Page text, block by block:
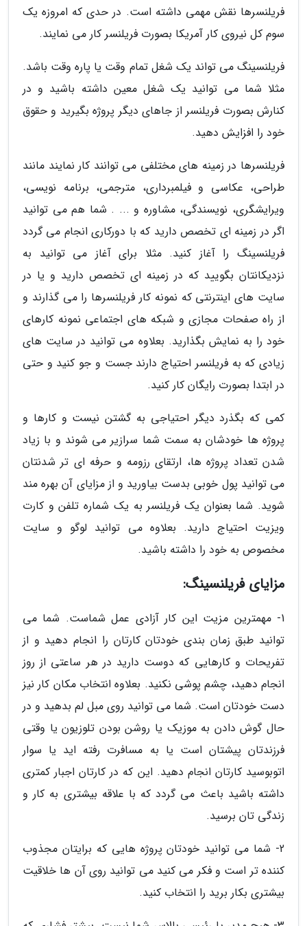
فریلنسرها نقش مهمی داشته است. در حدی که امروزه یک
سوم کل نیروی کار آمریکا بصورت فریلنسر کار می نمایند.
فریلنسینگ می تواند یک شغل تمام وقت یا پاره وقت باشد.
مثلا شما می توانید یک شغل معین داشته باشید و در
کنارش بصورت فریلنسر از جاهای دیگر پروژه بگیرید و حقوق
خود را افزایش دهید.
فریلنسرها در زمینه های مختلفی می توانند کار نمایند مانند
طراحی، عکاسی و فیلمبرداری، مترجمی، برنامه نویسی،
ویرایشگری، نویسندگی، مشاوره و ... . شما هم می توانید
اگر در زمینه ای تخصص دارید که با دورکاری انجام می گردد
فریلنسینگ را آغاز کنید. مثلا برای آغاز می توانید به
نزدیکانتان بگویید که در زمینه ای تخصص دارید و یا در
سایت های اینترنتی که نمونه کار فریلنسرها را می گذارند و
از راه صفحات مجازی و شبکه های اجتماعی نمونه کارهای
خود را به نمایش بگذارید. بعلاوه می توانید در سایت های
زیادی که به فریلنسر احتیاج دارند جست و جو کنید و حتی
در ابتدا بصورت رایگان کار کنید.
کمی که بگذرد دیگر احتیاجی به گشتن نیست و کارها و
پروژه ها خودشان به سمت شما سرازیر می شوند و با زیاد
شدن تعداد پروژه ها، ارتقای رزومه و حرفه ای تر شدنتان
می توانید پول خوبی بدست بیاورید و از مزایای آن بهره مند
شوید. شما بعنوان یک فریلنسر به یک شماره تلفن و کارت
ویزیت احتیاج دارید. بعلاوه می توانید لوگو و سایت
مخصوص به خود را داشته باشید.
مزایای فریلنسینگ:
1- مهمترین مزیت این کار آزادی عمل شماست. شما می
توانید طبق زمان بندی خودتان کارتان را انجام دهید و از
تفریحات و کارهایی که دوست دارید در هر ساعتی از روز
انجام دهید، چشم پوشی نکنید. بعلاوه انتخاب مکان کار نیز
دست خودتان است. شما می توانید روی مبل لم بدهید و در
حال گوش دادن به موزیک یا روشن بودن تلوزیون یا وقتی
فرزندتان پیشتان است یا به مسافرت رفته اید یا سوار
اتوبوسید کارتان انجام دهید. این که در کارتان اجبار کمتری
داشته باشید باعث می گردد که با علاقه بیشتری به کار و
زندگی تان برسید.
2- شما می توانید خودتان پروژه هایی که برایتان مجذوب
کننده تر است و فکر می کنید می توانید روی آن ها خلاقیت
بیشتری بکار برید را انتخاب کنید.